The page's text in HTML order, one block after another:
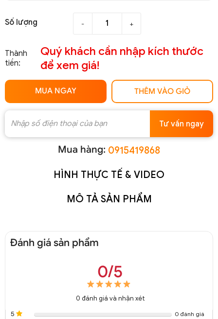
Số lượng - +
Thành
tiền:
Quý khách cần nhập kích thước
để xem giá!
MUA NGAY THÊM VÀO GIỎ
Tư vấn ngay
Mua hàng: 0915419868
HÌNH THỰC TẾ & VIDEO
MÔ TẢ SẢN PHẨM
Đánh giá sản phẩm
0/5
0 đánh giá và nhận xét
5
0 đánh giá